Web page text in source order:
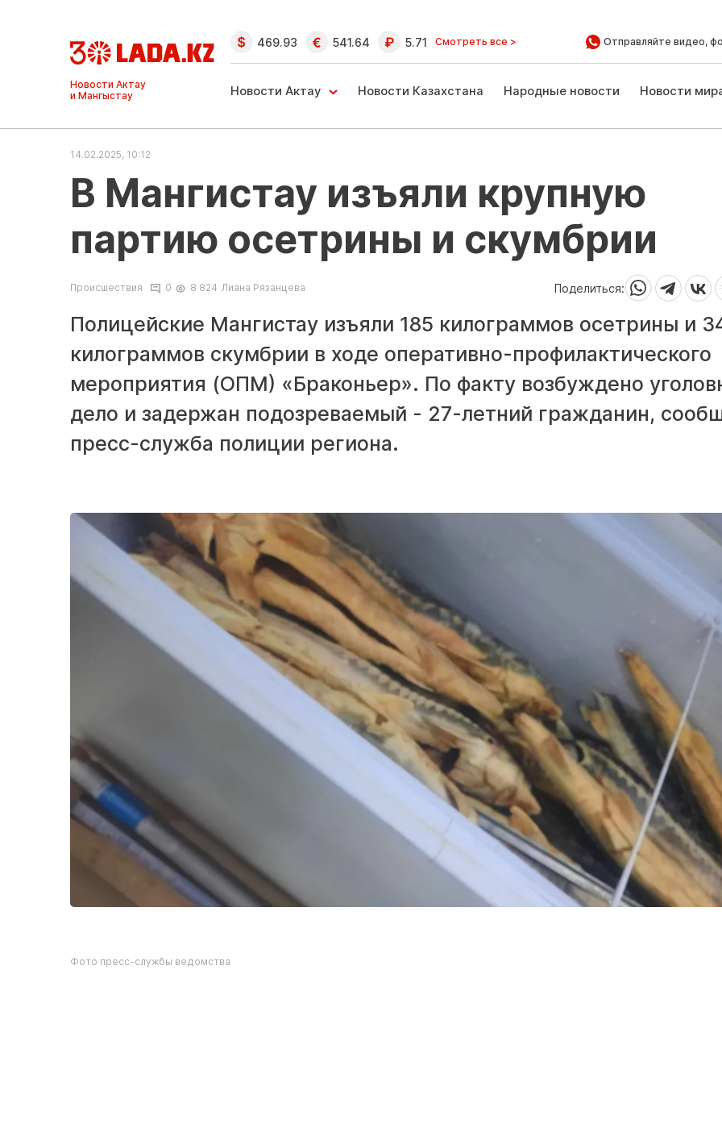
Ақтау және
Манғыстау
жаңалықтары
469.93 541.64 5.71 Смотреть все > Отправляйте видео,
Новости Актау Новости Казахстана Народные новости Новости
14.02.2025, 10:12
В Мангистау изъяли крупную
партию осетрины и скумбрии
Происшествия 0 8 824 Лиана Рязанцева Поделиться:
Полицейские Мангистау изъяли 185 килограммов осетрины и
килограммов скумбрии в ходе оперативно-профилактического
мероприятия (ОПМ) «Браконьер». По факту возбуждено
дело и задержан подозреваемый - 27-летний гражданин,
пресс-служба полиции региона.
Фото пресс-службы ведомства